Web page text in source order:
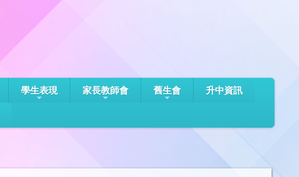
學生表現 家長教師會 舊生會 升中資訊